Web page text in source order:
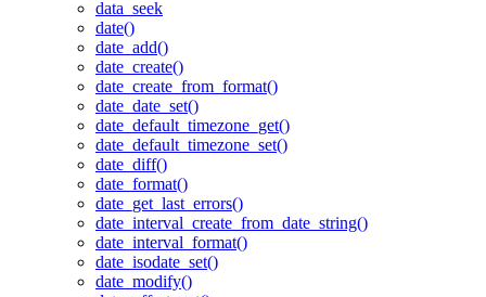
data_seek
date()
date_add()
date_create()
date_create_from_format()
date_date_set()
date_default_timezone_get()
date_default_timezone_set()
date_diff()
date_format()
date_get_last_errors()
date_interval_create_from_date_string()
date_interval_format()
date_isodate_set()
date_modify()